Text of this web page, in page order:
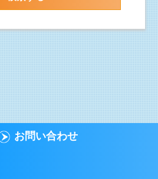
お問い合わせ